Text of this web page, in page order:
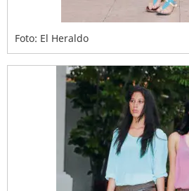
Foto: El Heraldo